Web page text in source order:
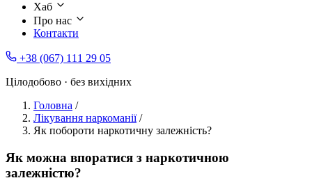
Хаб
Про нас
Контакти
+38 (067) 111 29 05
Цілодобово · без вихідних
Головна /
Лікування наркоманії /
Як побороти наркотичну залежність?
Як можна впоратися з наркотичною
залежністю?